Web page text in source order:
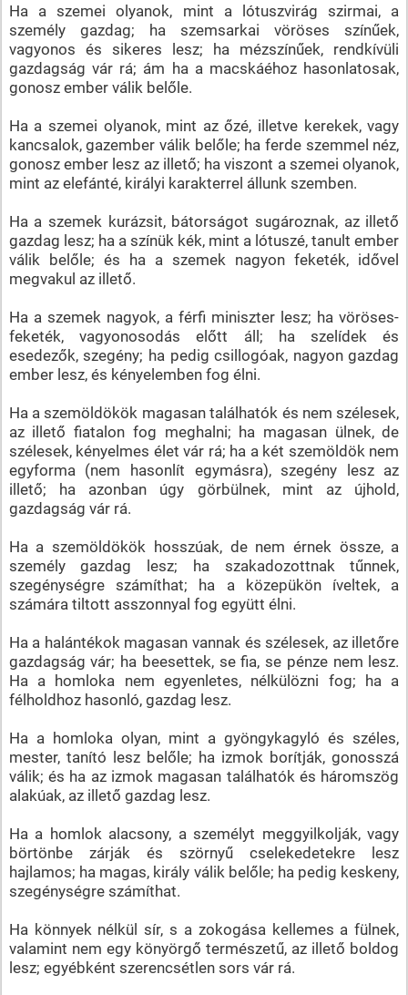
Ha a szemei olyanok, mint a lótuszvirág szirmai, a
személy gazdag; ha szemsarkai vöröses színűek,
vagyonos és sikeres lesz; ha mézszínűek, rendkívüli
gazdagság vár rá; ám ha a macskáéhoz hasonlatosak,
gonosz ember válik belőle.
Ha a szemei olyanok, mint az őzé, illetve kerekek, vagy
kancsalok, gazember válik belőle; ha ferde szemmel néz,
gonosz ember lesz az illető; ha viszont a szemei olyanok,
mint az elefánté, királyi karakterrel állunk szemben.
Ha a szemek kurázsit, bátorságot sugároznak, az illető
gazdag lesz; ha a színük kék, mint a lótuszé, tanult ember
válik belőle; és ha a szemek nagyon feketék, idővel
megvakul az illető.
Ha a szemek nagyok, a férfi miniszter lesz; ha vöröses-
feketék, vagyonosodás előtt áll; ha szelídek és
esedezők, szegény; ha pedig csillogóak, nagyon gazdag
ember lesz, és kényelemben fog élni.
Ha a szemöldökök magasan találhatók és nem szélesek,
az illető fiatalon fog meghalni; ha magasan ülnek, de
szélesek, kényelmes élet vár rá; ha a két szemöldök nem
egyforma (nem hasonlít egymásra), szegény lesz az
illető; ha azonban úgy görbülnek, mint az újhold,
gazdagság vár rá.
Ha a szemöldökök hosszúak, de nem érnek össze, a
személy gazdag lesz; ha szakadozottnak tűnnek,
szegénységre számíthat; ha a közepükön íveltek, a
számára tiltott asszonnyal fog együtt élni.
Ha a halántékok magasan vannak és szélesek, az illetőre
gazdagság vár; ha beesettek, se fia, se pénze nem lesz.
Ha a homloka nem egyenletes, nélkülözni fog; ha a
félholdhoz hasonló, gazdag lesz.
Ha a homloka olyan, mint a gyöngykagyló és széles,
mester, tanító lesz belőle; ha izmok borítják, gonosszá
válik; és ha az izmok magasan találhatók és háromszög
alakúak, az illető gazdag lesz.
Ha a homlok alacsony, a személyt meggyilkolják, vagy
börtönbe zárják és szörnyű cselekedetekre lesz
hajlamos; ha magas, király válik belőle; ha pedig keskeny,
szegénységre számíthat.
Ha könnyek nélkül sír, s a zokogása kellemes a fülnek,
valamint nem egy könyörgő természetű, az illető boldog
lesz; egyébként szerencsétlen sors vár rá.